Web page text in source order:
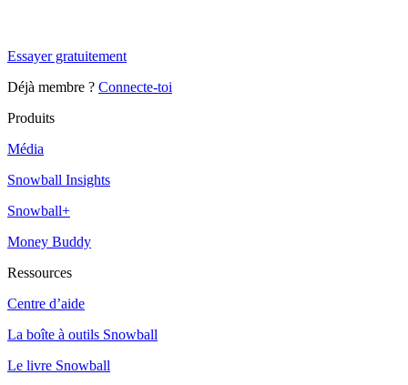
Essayer gratuitement
Déjà membre ? Connecte-toi
Produits
Média
Snowball Insights
Snowball+
Money Buddy
Ressources
Centre d’aide
La boîte à outils Snowball
Le livre Snowball